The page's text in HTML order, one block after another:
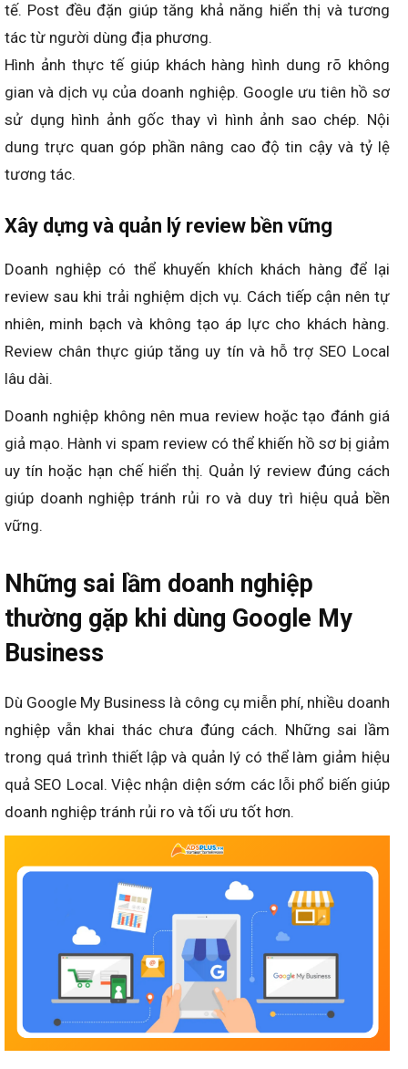
tế. Post đều đặn giúp tăng khả năng hiển thị và tương
tác từ người dùng địa phương.
Hình ảnh thực tế giúp khách hàng hình dung rõ không
gian và dịch vụ của doanh nghiệp. Google ưu tiên hồ sơ
sử dụng hình ảnh gốc thay vì hình ảnh sao chép. Nội
dung trực quan góp phần nâng cao độ tin cậy và tỷ lệ
tương tác.
Xây dựng và quản lý review bền vững
Doanh nghiệp có thể khuyến khích khách hàng để lại
review sau khi trải nghiệm dịch vụ. Cách tiếp cận nên tự
nhiên, minh bạch và không tạo áp lực cho khách hàng.
Review chân thực giúp tăng uy tín và hỗ trợ SEO Local
lâu dài.
Doanh nghiệp không nên mua review hoặc tạo đánh giá
giả mạo. Hành vi spam review có thể khiến hồ sơ bị giảm
uy tín hoặc hạn chế hiển thị. Quản lý review đúng cách
giúp doanh nghiệp tránh rủi ro và duy trì hiệu quả bền
vững.
Những sai lầm doanh nghiệp
thường gặp khi dùng Google My
Business
Dù Google My Business là công cụ miễn phí, nhiều doanh
nghiệp vẫn khai thác chưa đúng cách. Những sai lầm
trong quá trình thiết lập và quản lý có thể làm giảm hiệu
quả SEO Local. Việc nhận diện sớm các lỗi phổ biến giúp
doanh nghiệp tránh rủi ro và tối ưu tốt hơn.